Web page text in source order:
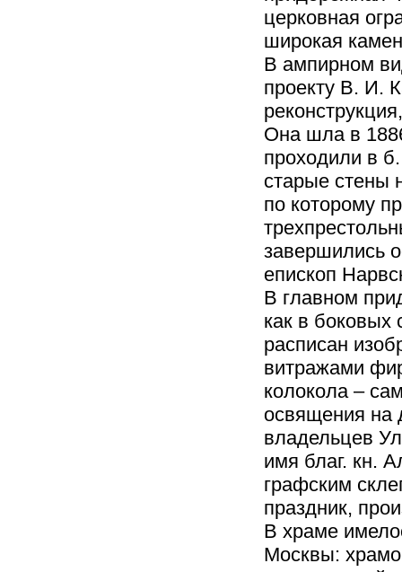
церковная
широкая
В ампирном
проекту В. И.
Она шла в
проходили в
старые стены
по которому
завершились
епископ
В главном
как в боковых
расписан
витражами
колокола –
освящения на
владельцев
имя благ. кн.
графским
праздник,
В храме
Москвы: